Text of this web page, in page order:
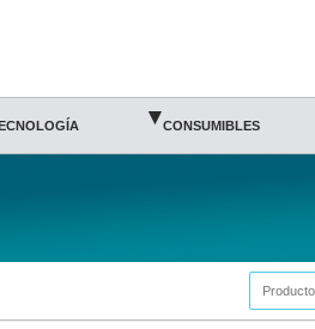
▾ CONSUMIBLES